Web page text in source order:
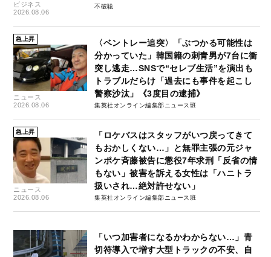
ビジネス
2026.08.06
不破聡
急上昇
ニュース
2026.08.06
〈ベントレー追突〉「ぶつかる可能性は
分かっていた」韓国籍の刺青男が7台に衝
突し逃走…SNSで“セレブ生活”を演出も
トラブルだらけ「過去にも事件を起こし
警察沙汰」《3度目の逮捕》
集英社オンライン編集部ニュース班
急上昇
ニュース
2026.08.06
「ロケバスはスタッフがいつ戻ってきて
もおかしくない…」と無罪主張の元ジャ
ンポケ斉藤被告に懲役7年求刑「反省の情
もない」被害を訴える女性は「ハニトラ
扱いされ…絶対許せない」
集英社オンライン編集部ニュース班
「いつ加害者になるかわからない…」青
切符導入で増す大型トラックの不安、自